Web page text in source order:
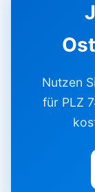
Nutzen
für PLZ